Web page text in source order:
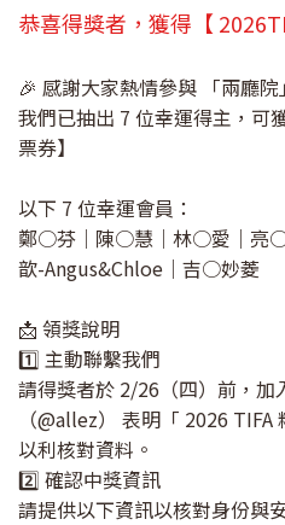
恭喜得獎者，獲得【
🎉 感謝大家熱情參與 「兩廳院
我們已抽出 7 位幸運得主，可
票券】
以下 7 位幸運會員：
鄭○芬｜陳○慧｜林○愛｜亮
歆-Angus&Chloe｜吉○妙菱
📩 領獎說明
1️⃣ 主動聯繫我們
請得獎者於 2/26（四）前，加
（@allez） 表明「 2026
以利核對資料。
2️⃣ 確認中獎資訊
請提供以下資訊以核對身份與